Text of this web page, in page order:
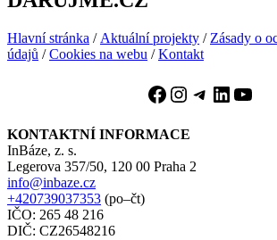
Hlavní stránka / Aktuální projekty / Zásady o
údajů /Cookies na webu /Kontakt
Facebook
Instagram
Telegram
LinkedIn
KONTAKTNÍ INFORMACE
InBáze, z. s.
Legerova 357/50, 120 00 Praha 2
info@inbaze.cz
+420739037353 (po–čt)
IČO: 265 48 216
DIČ: CZ26548216